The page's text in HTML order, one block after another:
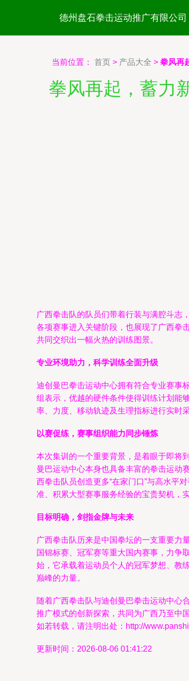
德州盘石拳击运动推广有限公司
当前位置： 首页 > 产品大全 > 拳风再
拳风再起，蓄力
广西拳击队的队员们带着行装与满腔斗志
各项赛事进入关键阶段，也展现了广西拳
共同交织出一幅火热的训练图景。
专业环境助力，科学训练全面升级
迪创曼巴拳击运动中心拥有符合专业赛事
组表示，优越的硬件条件使得训练计划能
率、力度、移动轨迹及生理指标进行实时
以赛促练，赛事组织能力同步锤炼
本次集训的一个重要背景，是着眼于即将
曼巴运动中心本身也具备丰富的拳击运动
西拳击队员创造更多“在家门口”与高水平
准、积累大型赛事服务经验的宝贵契机，
目标明确，剑指金牌与未来
广西拳击队历来是中国拳坛的一支重要力
国锦标赛、冠军赛等重大国内赛事，力争
始，它承载着运动员个人的冠军梦想、教
巅峰的力量。
随着广西拳击队与迪创曼巴拳击运动中心
推广模式的创新探索，共同为广西乃至中
如若转载，请注明出处：http://
更新时间：2026-08-06 01:41:22